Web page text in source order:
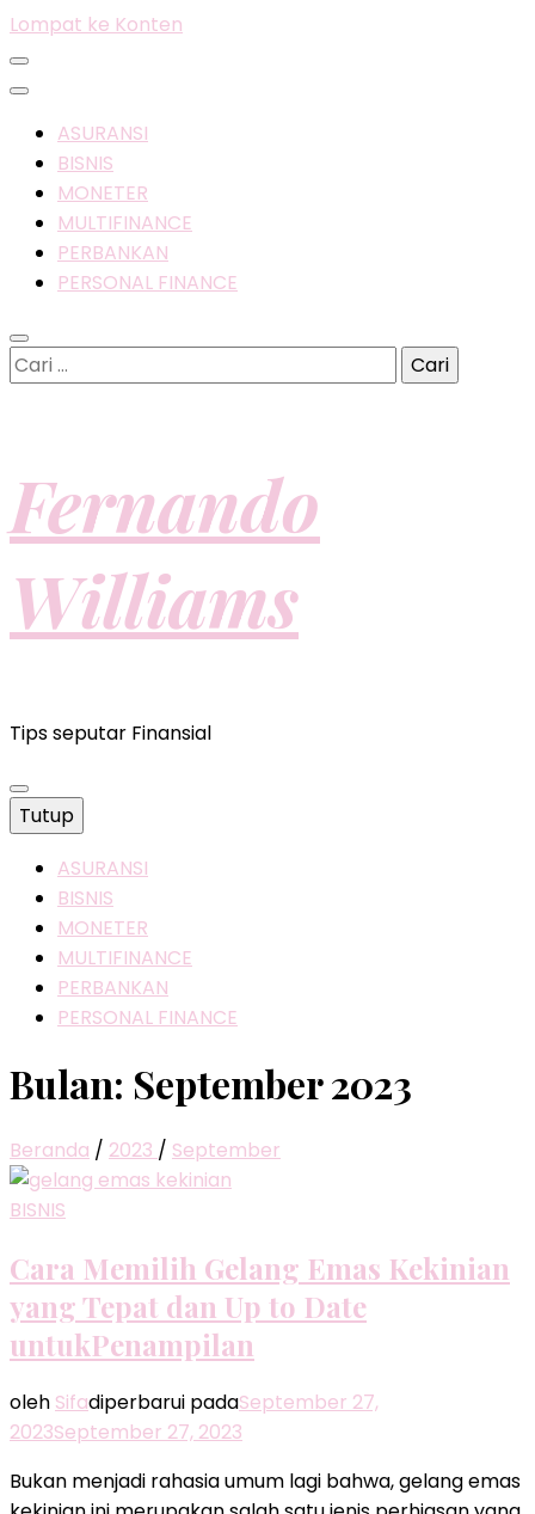
Lompat ke Konten
ASURANSI
BISNIS
MONETER
MULTIFINANCE
PERBANKAN
PERSONAL FINANCE
Cari
untuk:
Fernando
Williams
Tips seputar Finansial
Tutup
ASURANSI
BISNIS
MONETER
MULTIFINANCE
PERBANKAN
PERSONAL FINANCE
Bulan: September 2023
Beranda / 2023 / September
BISNIS
Cara Memilih Gelang Emas Kekinian
yang Tepat dan Up to Date
untukPenampilan
oleh Sifadiperbarui padaSeptember 27,
2023September 27, 2023
Bukan menjadi rahasia umum lagi bahwa, gelang emas